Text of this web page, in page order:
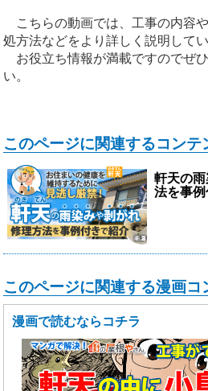
こちらの動画では、工事の内容
処方法などをより詳しく説明してい
お役立ち情報が満載ですのでぜ
い。
このページに関連するコンテ
軒天の
法を事
このページに関連する漫画
漫画で読むならコチラ